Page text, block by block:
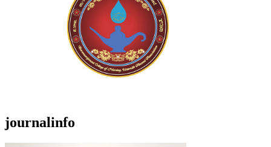
journalinfo